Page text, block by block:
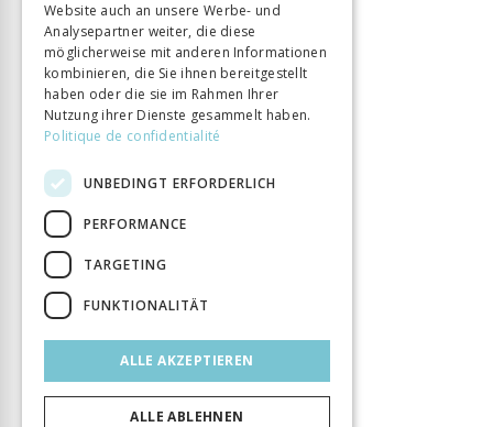
Website auch an unsere Werbe- und
Analysepartner weiter, die diese
möglicherweise mit anderen Informationen
kombinieren, die Sie ihnen bereitgestellt
haben oder die sie im Rahmen Ihrer
Nutzung ihrer Dienste gesammelt haben.
Politique de confidentialité
UNBEDINGT ERFORDERLICH
PERFORMANCE
TARGETING
FUNKTIONALITÄT
ALLE AKZEPTIEREN
ALLE ABLEHNEN